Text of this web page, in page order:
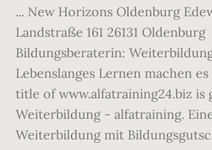
... New Horizons Oldenburg
Landstraße 161 26131 Oldenburg
Bildungsberaterin:
Lebenslanges Lernen machen
title of www.alfatraining24.biz is
Weiterbildung - alfatraining.
Weiterbildung mit